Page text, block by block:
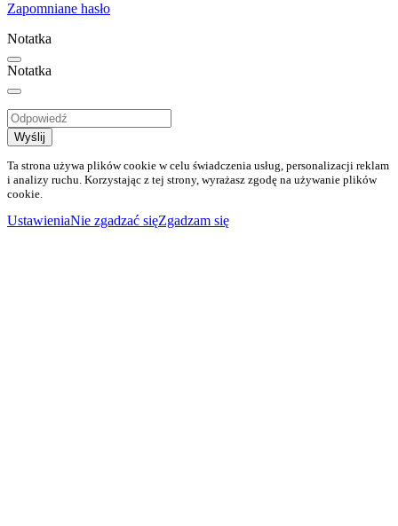
Zapomniane hasło
Notatka
Notatka
Wyślij
Ta strona używa plików cookie w celu świadczenia usług, personalizacji reklam
i analizy ruchu. Korzystając z tej strony, wyrażasz zgodę na używanie plików
cookie.
UstawieniaNie zgadzać sięZgadzam się